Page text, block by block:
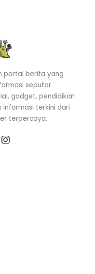
portal berita yang
seputar
gadget, pendidikan
informasi terkini dari
terpercaya.